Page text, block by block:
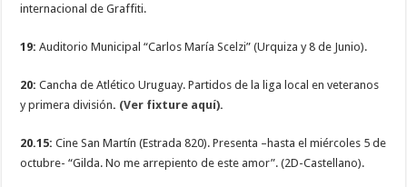
internacional de Graffiti.
19:Auditorio Municipal “Carlos María Scelzi” (Urquiza y 8 de Junio).
20: Cancha de Atlético Uruguay. Partidos de la liga local en veteranos
y primera división. (Ver fixture aquí).
20.15: Cine San Martín (Estrada 820). Presenta –hasta el miércoles 5 de
octubre- “Gilda. No me arrepiento de este amor”. (2D-Castellano).